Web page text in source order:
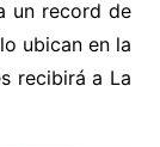
un record de
ubican en la
recibirá a La